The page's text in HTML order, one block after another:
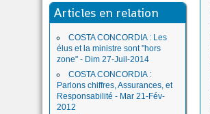
Articles en relation
COSTA CONCORDIA : Les
élus et la ministre sont "hors
zone" - Dim 27-Juil-2014
COSTA CONCORDIA :
Parlons chiffres, Assurances, et
Responsabilité - Mar 21-Fév-
2012